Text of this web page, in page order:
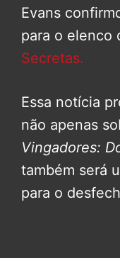
Evans
para o elenco
Secretas.
Essa notícia
não apenas
Vingadores:
também será
para o